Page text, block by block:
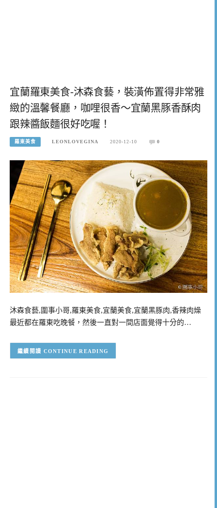
宜蘭羅東美食-沐森食藝，裝潢佈置得非常雅
緻的溫馨餐廳，咖哩很香～宜蘭黑豚香酥肉
跟辣醬飯麵很好吃喔！
羅東美食 LEONLOVEGINA 2020-12-10 0
沐森食藝,圍事小哥,羅東美食,宜蘭美食,宜蘭黑豚肉,香辣肉燥
最近都在羅東吃晚餐，然後一直對一間店面覺得十分的…
CONTINUE READING